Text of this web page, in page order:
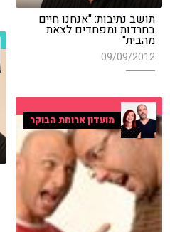
תושב נתיבות: "אנחנו חיים
בחרדות ומפחדים לצאת
מהבית"
09/09/2012
מועדון ארוחת הבוקר